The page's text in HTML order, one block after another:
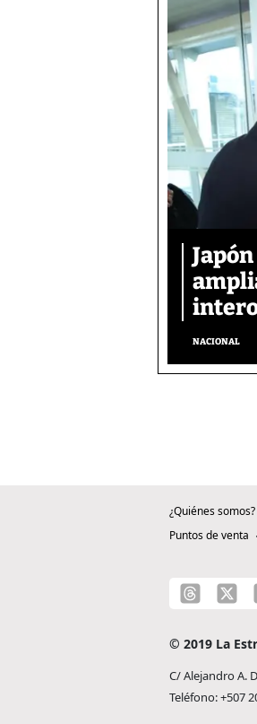
NACIONAL
¿Quiénes somos?
Puntos de venta
© 2019 La
C/ Alejandro A.
Teléfono: +507